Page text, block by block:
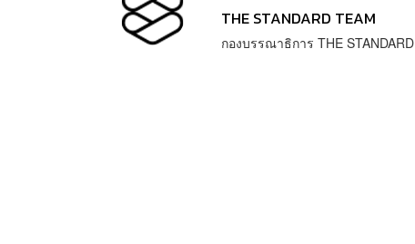
THE STANDARD TEAM
กองบรรณาธิการ THE STANDARD